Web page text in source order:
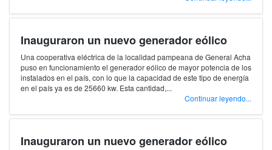
Inauguraron un nuevo generador eólico
Una cooperativa eléctrica de la localidad pampeana de General Acha
puso en funcionamiento el generador eólico de mayor potencia de los
instalados en el país, con lo que la capacidad de este tipo de energía
en el país ya es de 25660 kw. Esta cantidad,...
Continuar leyendo...
Inauguraron un nuevo generador eólico